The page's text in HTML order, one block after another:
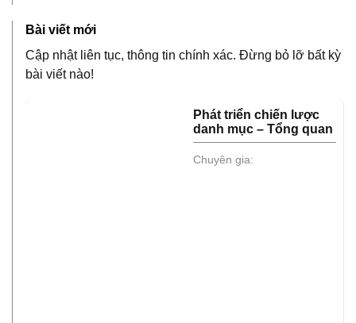
Bài viết mới
Cập nhật liên tục, thông tin chính xác. Đừng bỏ lỡ bất kỳ
bài viết nào!
Phát triển chiến lược
danh mục – Tổng quan
Chuyên gia: